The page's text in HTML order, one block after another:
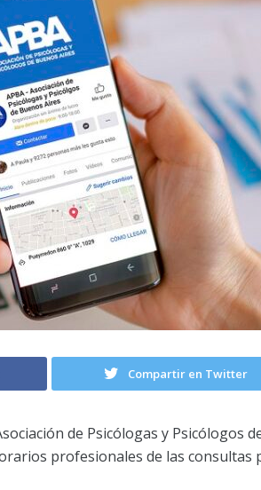
Compartir en Twitter
de Psicólogas y Psicólogos
profesionales de las consultas